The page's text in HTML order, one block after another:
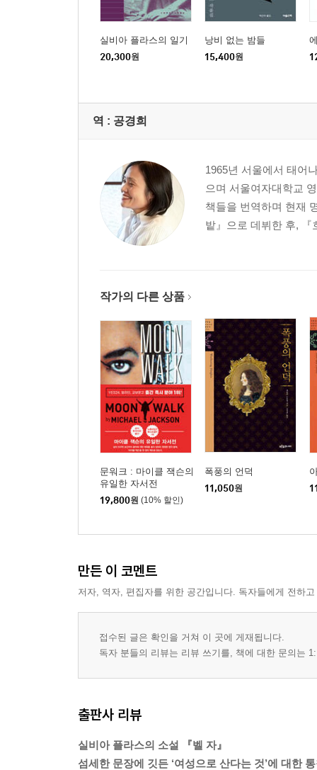
실비아 플라스의 일기
20,300원
낭비 없는 밤들
15,400원
역 : 공경희
1965년 서울에서 태어
으며 서울여자대학교
책들을 번역하며 현재
밭』으로 데뷔한 후, 『
작가의 다른 상품
문워크 : 마이클 잭슨의
유일한 자서전
19,800원 (10% 할인)
폭풍의 언덕
11,050원
만든 이 코멘트
저자, 역자, 편집자를 위한 공간입니다. 독자들에게 전하
접수된 글은 확인을 거쳐 이 곳에 게재됩니다.
독자 분들의 리뷰는 리뷰 쓰기를, 책에 대한 문의는
출판사 리뷰
실비아 플라스의 소설 『벨 자』
섬세한 문장에 깃든 ‘여성으로 산다는 것’에 대한